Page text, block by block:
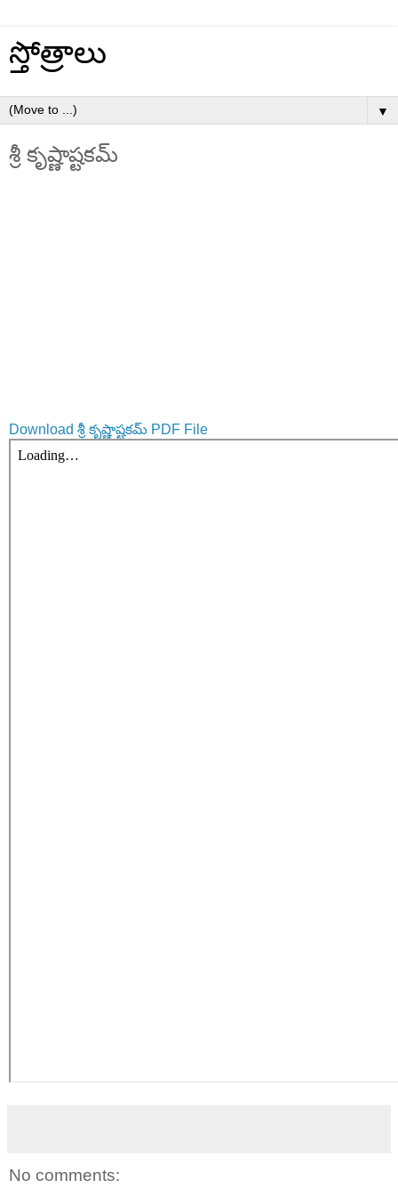
స్తోత్రాలు
▼
శ్రీ కృష్ణాష్టకమ్
Download శ్రీ కృష్ణాష్టకమ్ PDF File
No comments: